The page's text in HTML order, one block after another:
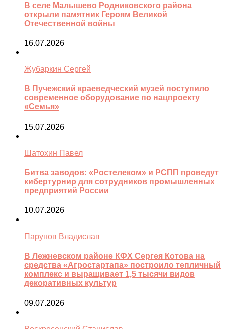
В селе Малышево Родниковского района
открыли памятник Героям Великой
Отечественной войны
16.07.2026
Жубаркин Сергей
В Пучежский краеведческий музей поступило
современное оборудование по нацпроекту
«Семья»
15.07.2026
Шатохин Павел
Битва заводов: «Ростелеком» и РСПП проведут
кибертурнир для сотрудников промышленных
предприятий России
10.07.2026
Парунов Владислав
В Лежневском районе КФХ Сергея Котова на
средства «Агростартапа» построило тепличный
комплекс и выращивает 1,5 тысячи видов
декоративных культур
09.07.2026